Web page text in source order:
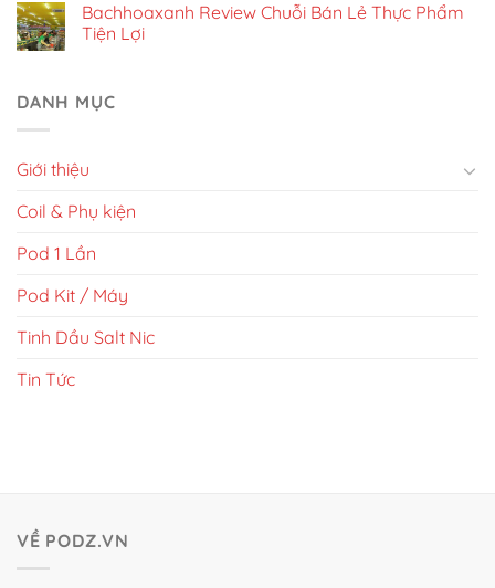
Bachhoaxanh Review Chuỗi Bán Lẻ Thực Phẩm
Tiện Lợi
DANH MỤC
Giới thiệu
Coil & Phụ kiện
Pod 1 Lần
Pod Kit / Máy
Tinh Dầu Salt Nic
Tin Tức
VỀ PODZ.VN